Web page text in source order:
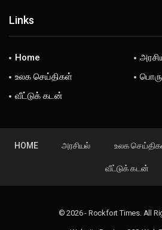
Links
Home
உலக செய்திகள்
வீட்டுக் கடன்
HOME அரசியல் உலக
வீட்டுக் கடன்
© 2026 - Rockfort Times. All